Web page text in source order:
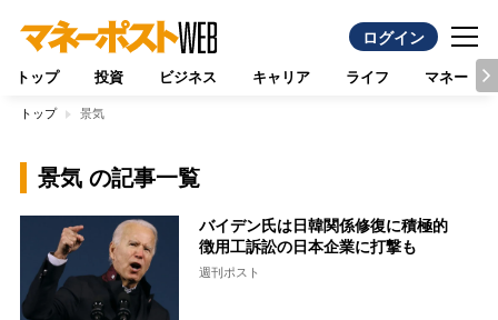
ログイン
トップ 投資 ビジネス キャリア ライフ マネー
トップ 景気
景気 の記事一覧
バイデン氏は日韓関係修復に積極的
徴用工訴訟の日本企業に打撃も
週刊ポスト